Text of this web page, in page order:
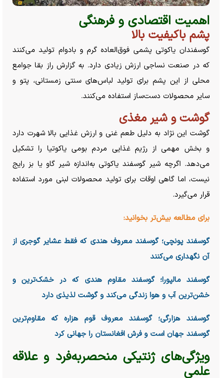
اهمیت اقتصادی و فرهنگی
پشم باکیفیت بالا
گوسفندان یاکوتی پشمی فوق‌العاده گرم و بادوام تولید می‌کنند
که در صنعت نساجی ارزش زیادی دارد. به گزارش راز بقا جوامع
محلی از این پشم برای تولید لباس‌های سنتی زمستانی، پتو و
سایر محصولات دست‌ساز استفاده می‌کنند.
گوشت و شیر مغذی
گوشت این نژاد به دلیل طعم غنی و ارزش غذایی بالا شهرت دارد
و بخش مهمی از رژیم غذایی مردم بومی یاکوتیا را تشکیل
می‌دهد. اگرچه شیر گوسفند یاکوتی به‌اندازه شیر گاو یا بز رایج
نیست، اما گاهی اوقات برای تولید محصولات لبنی مورد استفاده
قرار می‌گیرد.
برای مطالعه بیش‌تر بخوانید:
گوسفند پونچی؛ گوسفند معروف هندی که فقط عشایر گوجری از
آن نگهداری می‌کنند
گوسفند مالپورا؛ گوسفند مقاوم هندی که در خشک‌ترین و
خشن‌ترین آب و هوا زندگی می‌کند و گوشت لذیذی دارد
گوسفند هزارگی؛ گوسفند معروف قوم هزاره که مقاوم‌ترین
گوسفند جهان است و فرش افغانستان را جهانی کرد
ویژگی‌های ژنتیکی منحصر‌به‌فرد و علاقه
علمی